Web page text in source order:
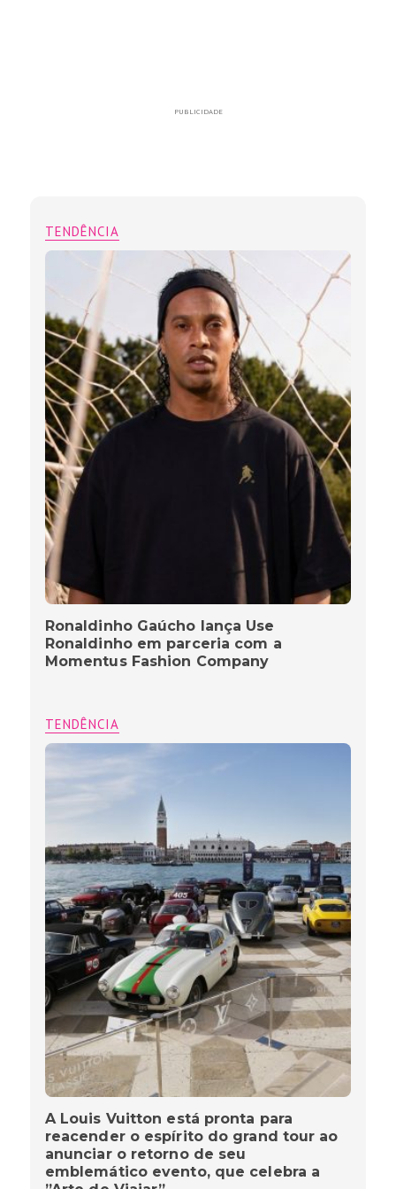
PUBLICIDADE
TENDÊNCIA
Ronaldinho Gaúcho lança Use
Ronaldinho em parceria com a
Momentus Fashion Company
TENDÊNCIA
A Louis Vuitton está pronta para
reacender o espírito do grand tour ao
anunciar o retorno de seu
emblemático evento, que celebra a